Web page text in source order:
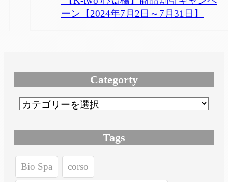
ーン【2024年7月2日～7月31日】
Categorty
Tags
Bio Spa corso